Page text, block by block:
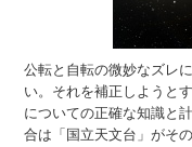
公転と自転の微妙なズレ
い。それを補正しようと
についての正確な知識と
合は「国立天文台」がそ